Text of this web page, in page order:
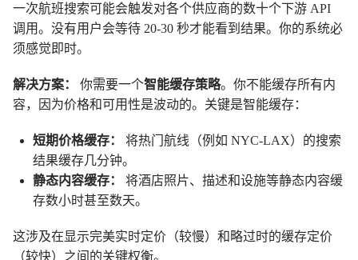
一次航班搜索可能会触发对各个供应商的数十个下游 API
调用。没有用户会等待 20-30 秒才能看到结果。你的系统必
须感觉即时。
解决方案： 你需要一个智能缓存策略。你不能缓存所有内
容，因为价格和可用性是波动的。关键是智能缓存：
短期价格缓存：
将热门航线（例如 NYC-LAX）的搜索
结果缓存几分钟。
静态内容缓存：
将酒店照片、描述和设施等静态内容缓
存数小时甚至数天。
这涉及在显示完美实时定价（较慢）和略过时的缓存定价
（较快）之间的关键权衡。